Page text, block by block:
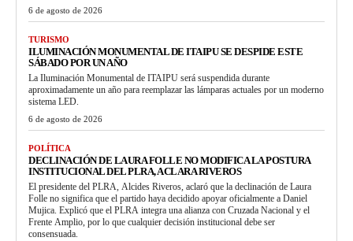
6 de agosto de 2026
TURISMO
ILUMINACIÓN MONUMENTAL DE ITAIPU SE DESPIDE ESTE
SÁBADO POR UN AÑO
La Iluminación Monumental de ITAIPU será suspendida durante
aproximadamente un año para reemplazar las lámparas actuales por un moderno
sistema LED.
6 de agosto de 2026
POLÍTICA
DECLINACIÓN DE LAURA FOLLE NO MODIFICA LA POSTURA
INSTITUCIONAL DEL PLRA, ACLARA RIVEROS
El presidente del PLRA, Alcides Riveros, aclaró que la declinación de Laura
Folle no significa que el partido haya decidido apoyar oficialmente a Daniel
Mujica. Explicó que el PLRA integra una alianza con Cruzada Nacional y el
Frente Amplio, por lo que cualquier decisión institucional debe ser
consensuada.